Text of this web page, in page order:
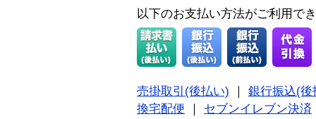
以下のお支払い方法がご利用で
売掛取引(後払い)
銀行振込(後
換宅配便
セブンイレブン決済